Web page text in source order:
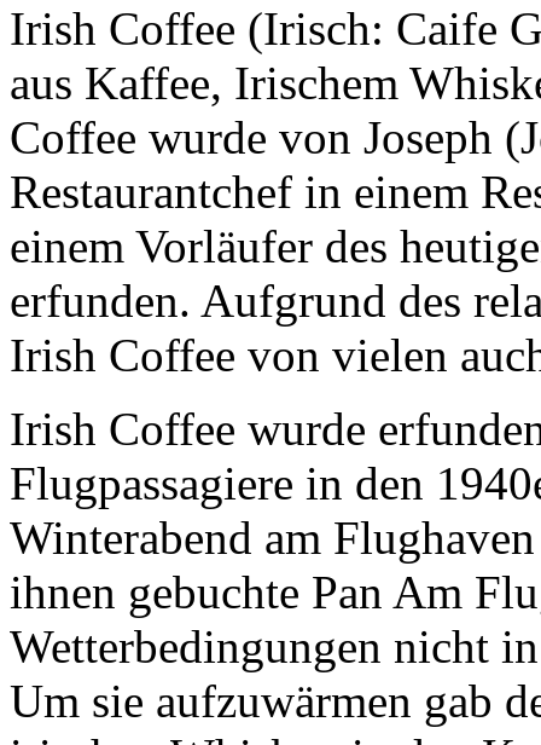
Irish Coffee (Irisch: Caife
aus Kaffee, Irischem
Coffee wurde von Joseph
Restaurantchef in einem
einem Vorläufer des
erfunden. Aufgrund des
Irish Coffee von vielen
Irish Coffee wurde
Flugpassagiere in den
Winterabend am
ihnen gebuchte Pan Am
Wetterbedingungen nicht
Um sie aufzuwärmen gab